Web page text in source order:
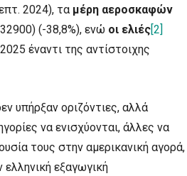
2024), τα μέρη αεροσκαφών
(-38,8%), ενώ οι ελιές[2]
έναντι της αντίστοιχης
υπήρξαν οριζόντιες, αλλά
να ενισχύονται, άλλες να
τους στην αμερικανική αγορά,
ελληνική εξαγωγική